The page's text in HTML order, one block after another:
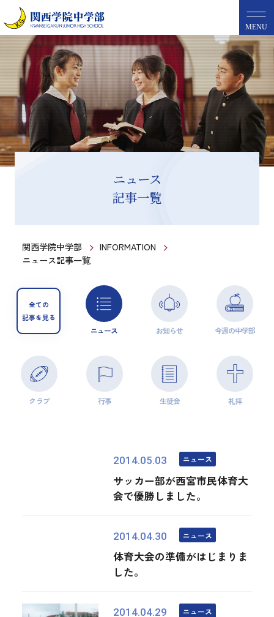
MENU
ニュース
記事一覧
関西学院中学部
INFORMATION
ニュース記事一覧
全ての
記事を見る
ニュース お知らせ 今週の中学部
クラブ 行事 生徒会 礼拝
2014.05.03 ニュース
サッカー部が西宮市民体育大
会で優勝しました。
2014.04.30 ニュース
体育大会の準備がはじまりま
した。
2014.04.29 ニュース